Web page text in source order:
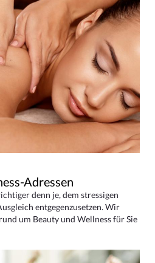
Adressen
denn je, dem stressigen
entgegenzusetzen. Wir
um Beauty und Wellness für Sie